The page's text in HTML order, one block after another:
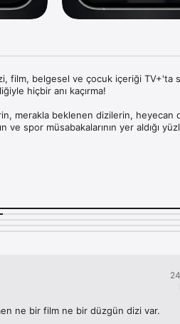
film, belgesel ve çocuk içeriği TV+'ta
hiçbir anı kaçırma!
merakla beklenen dizilerin,
ve spor müsabakalarının yer aldığı
HBO Max’ın zengin arşivine TV+
seçili 25 özel film 2026 yılı
dizilerini TV+ ayrıcalığıyla takip
EuroLeague, UFC, MotoGP
seni bekliyor.
ne bir film ne bir düzgün dizi var.